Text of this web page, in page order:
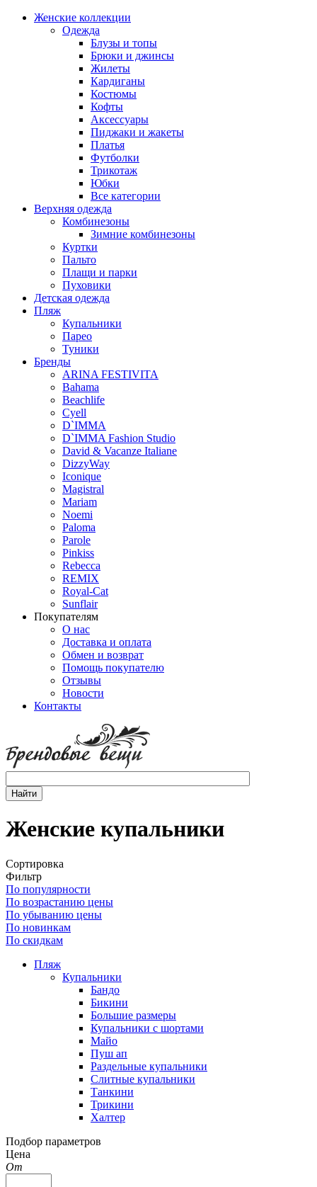
Женские коллекции
Одежда
Блузы и топы
Брюки и джинсы
Жилеты
Кардиганы
Костюмы
Кофты
Аксессуары
Пиджаки и жакеты
Платья
Футболки
Трикотаж
Юбки
Все категории
Верхняя одежда
Комбинезоны
Зимние комбинезоны
Куртки
Пальто
Плащи и парки
Пуховики
Детская одежда
Пляж
Купальники
Парео
Туники
Бренды
ARINA FESTIVITA
Bahama
Beachlife
Cyell
D`IMMA
D`IMMA Fashion Studio
David & Vacanze Italiane
DizzyWay
Iconique
Magistral
Mariam
Noemi
Paloma
Parole
Pinkiss
Rebecca
REMIX
Royal-Cat
Sunflair
Покупателям
О нас
Доставка и оплата
Обмен и возврат
Помощь покупателю
Отзывы
Новости
Контакты
Женские купальники
Сортировка
Фильтр
По популярности
По возрастанию цены
По убыванию цены
По новинкам
По скидкам
Пляж
Купальники
Бандо
Бикини
Большие размеры
Купальники с шортами
Майо
Пуш ап
Раздельные купальники
Слитные купальники
Танкини
Трикини
Халтер
Подбор параметров
Цена
От